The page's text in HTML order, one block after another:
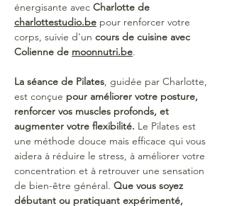
énergisante avec Charlotte de
charlottestudio.be pour renforcer votre
corps, suivie d'un cours de cuisine avec
Colienne de moonnutri.be.
La séance de Pilates, guidée par Charlotte,
est conçue pour améliorer votre posture,
renforcer vos muscles profonds, et
augmenter votre flexibilité. Le Pilates est
une méthode douce mais efficace qui vous
aidera à réduire le stress, à améliorer votre
concentration et à retrouver une sensation
de bien-être général. Que vous soyez
débutant ou pratiquant expérimenté,